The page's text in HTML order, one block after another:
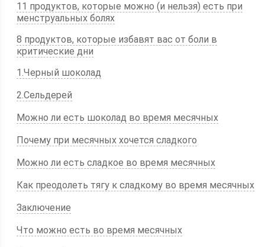
11 продуктов, которые можно (и нельзя) есть при
менструальных болях
8 продуктов, которые избавят вас от боли в
критические дни
1.Черный шоколад
2.Сельдерей
Можно ли есть шоколад во время месячных
Почему при месячных хочется сладкого
Можно ли есть сладкое во время месячных
Как преодолеть тягу к сладкому во время месячных
Заключение
Что можно есть во время месячных